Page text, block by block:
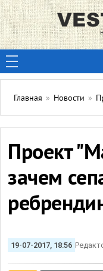
Главная » Новости »
Проект
зачем
19-07-2017, 18:56